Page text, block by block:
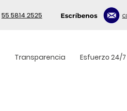
55 5814 2525 Escríbenos
Transparencia Esfuerzo 24/7